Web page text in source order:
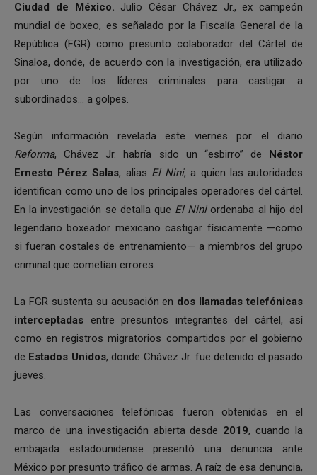
Ciudad de México. Julio César Chávez Jr., ex campeón
mundial de boxeo, es señalado por la Fiscalía General de la
República (FGR) como presunto colaborador del Cártel de
Sinaloa, donde, de acuerdo con la investigación, era utilizado
por uno de los líderes criminales para castigar a
subordinados… a golpes.
Según información revelada este viernes por el diario
Reforma, Chávez Jr. habría sido un “esbirro” de Néstor
Ernesto Pérez Salas, alias El Nini, a quien las autoridades
identifican como uno de los principales operadores del cártel.
En la investigación se detalla que El Niniordenaba al hijo del
legendario boxeador mexicano castigar físicamente —como
si fueran costales de entrenamiento— a miembros del grupo
criminal que cometían errores.
La FGR sustenta su acusación en dos llamadas telefónicas
interceptadas entre presuntos integrantes del cártel, así
como en registros migratorios compartidos por el gobierno
de Estados Unidos, donde Chávez Jr. fue detenido el pasado
jueves.
Las conversaciones telefónicas fueron obtenidas en el
marco de una investigación abierta desde 2019, cuando la
embajada estadounidense presentó una denuncia ante
México por presunto tráfico de armas. A raíz de esa denuncia,